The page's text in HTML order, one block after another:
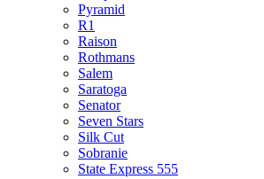
Pyramid
R1
Raison
Rothmans
Salem
Saratoga
Senator
Seven Stars
Silk Cut
Sobranie
State Express 555